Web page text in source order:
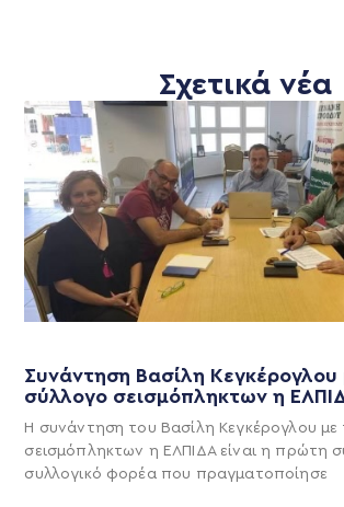
Σχετικά νέα
Συνάντηση Βασίλη Κεγκέρογλου
σύλλογο σεισμόπληκτων η
Η συνάντηση του Βασίλη Κεγκέρογλου με
σεισμόπληκτων η ΕΛΠΙΔΑ είναι η πρώτη
συλλογικό φορέα που πραγματοποίησε